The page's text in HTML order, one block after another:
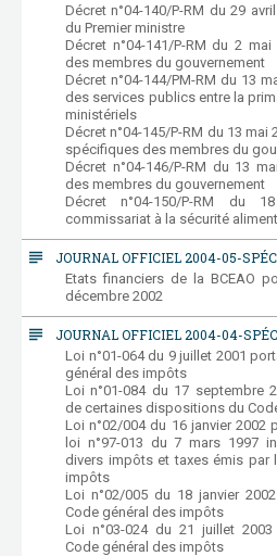
Décret n°04-140/P-RM du 29
du Premier ministre
Décret n°04-141/P-RM du 2
des membres du gouvernement
Décret n°04-144/PM-RM du 13
des services publics entre la
ministériels
Décret n°04-145/P-RM du 13
spécifiques des membres du
Décret n°04-146/P-RM du 13
des membres du gouvernement
Décret n°04-150/P-RM du
commissariat à la sécurité
subject JOURNAL OFFICIEL 2004-05-
Etats financiers de la BCEAO
décembre 2002
subject JOURNAL OFFICIEL 2004-04-
Loi n°01-064 du 9 juillet 2001
général des impôts
Loi n°01-084 du 17 septembre
de certaines dispositions du
Loi n°02/004 du 16 janvier
loi n°97-013 du 7 mars 1997
divers impôts et taxes émis par
impôts
Loi n°02/005 du 18 janvier
Code général des impôts
Loi n°03-024 du 21 juillet
Code général des impôts